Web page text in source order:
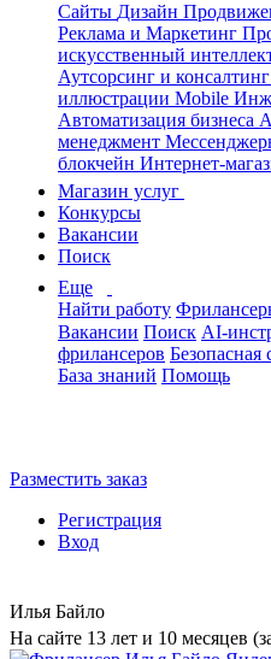
Сайты Дизайн
Реклама и Маркетинг
искусственный
Аутсорсинг и консалтинг
иллюстрации Mobile
Автоматизация бизнеса
менеджмент
блокчейн Интернет-
Магазин услуг
Конкурсы
Вакансии
Поиск
Еще
Найти работу
Вакансии Поиск AI-
фрилансеров Безопасная
База знаний Помощь
Разместить заказ
Регистрация
Вход
Илья Байло
На сайте 13 лет и 10 месяцев